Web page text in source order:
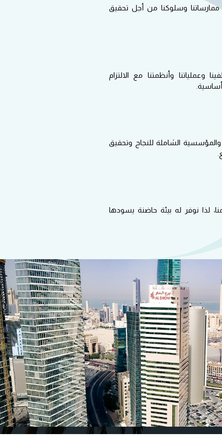
وسلوكنا من أجل تحقيق
وعملياتنا وأنظمتنا مع الالتزام
أساسية
والمؤسسية الشاملة للنجاح وتحقيق
لذا نوفر له بيئة حاضنة يسودها